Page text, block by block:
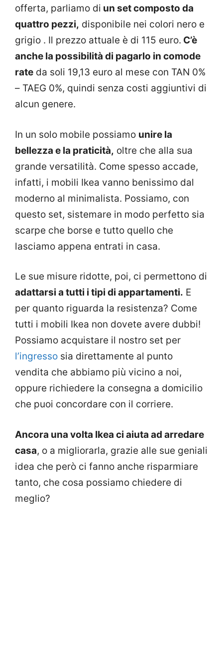
offerta, parliamo di un set composto da
quattro pezzi, disponibile nei colori nero e
grigio . Il prezzo attuale è di 115 euro. C’è
anche la possibilità di pagarlo in comode
rate da soli 19,13 euro al mese con TAN 0%
– TAEG 0%, quindi senza costi aggiuntivi di
alcun genere.
In un solo mobile possiamo unire la
bellezza e la praticità, oltre che alla sua
grande versatilità. Come spesso accade,
infatti, i mobili Ikea vanno benissimo dal
moderno al minimalista. Possiamo, con
questo set, sistemare in modo perfetto sia
scarpe che borse e tutto quello che
lasciamo appena entrati in casa.
Le sue misure ridotte, poi, ci permettono di
adattarsi a tutti i tipi di appartamenti. E
per quanto riguarda la resistenza? Come
tutti i mobili Ikea non dovete avere dubbi!
Possiamo acquistare il nostro set per
l’ingresso sia direttamente al punto
vendita che abbiamo più vicino a noi,
oppure richiedere la consegna a domicilio
che puoi concordare con il corriere.
Ancora una volta Ikea ci aiuta ad arredare
casa, o a migliorarla, grazie alle sue geniali
idea che però ci fanno anche risparmiare
tanto, che cosa possiamo chiedere di
meglio?